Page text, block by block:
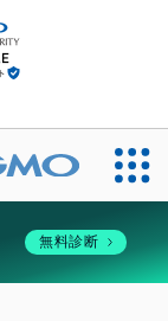
無料診断